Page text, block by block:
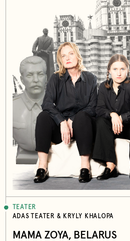
TEATER
ADAS TEATER & KRYLY KHALOPA
MAMA ZOYA, BELARUS